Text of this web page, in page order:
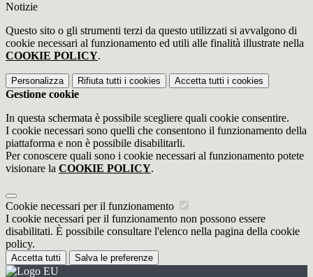
Notizie
Questo sito o gli strumenti terzi da questo utilizzati si avvalgono di
cookie necessari al funzionamento ed utili alle finalità illustrate nella
COOKIE POLICY.
Personalizza Rifiuta tutti i cookies Accetta tutti i cookies
Gestione cookie
In questa schermata è possibile scegliere quali cookie consentire.
I cookie necessari sono quelli che consentono il funzionamento della
piattaforma e non è possibile disabilitarli.
Per conoscere quali sono i cookie necessari al funzionamento potete
visionare la COOKIE POLICY.
Cookie necessari per il funzionamento
I cookie necessari per il funzionamento non possono essere
disabilitati. È possibile consultare l'elenco nella pagina della cookie
policy.
Accetta tutti Salva le preferenze